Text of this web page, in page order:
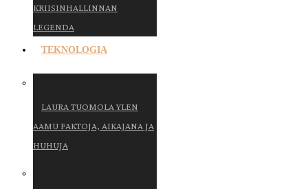
KRIISINHALLINNAN
LEGENDA
TEKNOLOGIA
LAURA TUOMOLA YLEN
AAMU FAKTOJA, AIKAJANA JA
HUHUJA